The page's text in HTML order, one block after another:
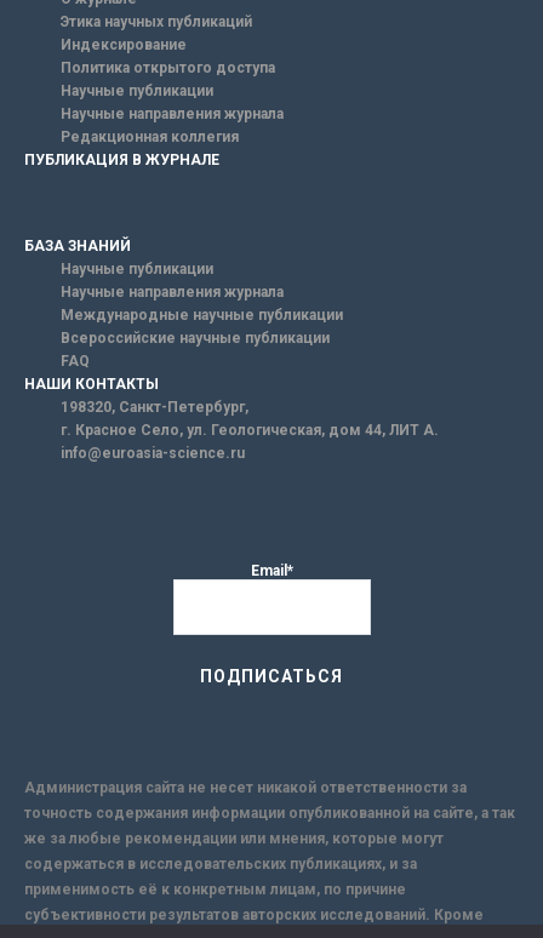
Этика научных публикаций
Индексирование
Политика открытого доступа
Научные публикации
Научные направления журнала
Редакционная коллегия
ПУБЛИКАЦИЯ В ЖУРНАЛЕ
БАЗА ЗНАНИЙ
Научные публикации
Научные направления журнала
Международные научные публикации
Всероссийские научные публикации
FAQ
НАШИ КОНТАКТЫ
198320, Санкт-Петербург,
г. Красное Село, ул. Геологическая, дом 44, ЛИТ А.
info@euroasia-science.ru
Email*
Администрация сайта не несет никакой ответственности за
точность содержания информации опубликованной на сайте, а так
же за любые рекомендации или мнения, которые могут
содержаться в исследовательских публикациях, и за
применимость её к конкретным лицам, по причине
субъективности результатов авторских исследований. Кроме